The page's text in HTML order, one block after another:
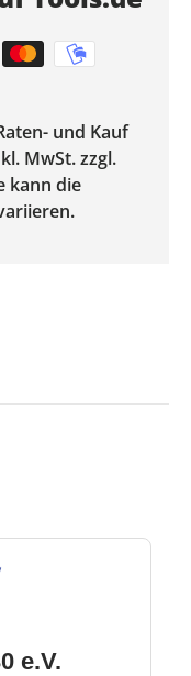
und Kauf
MwSt. zzgl.
kann die
e.V.